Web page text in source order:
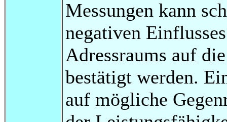
Messungen kann
negativen
Adressraums auf
bestätigt werden.
auf mögliche